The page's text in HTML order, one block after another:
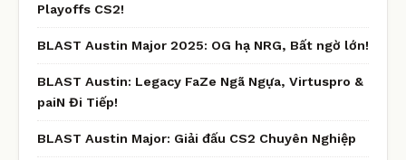
Playoffs CS2!
BLAST Austin Major 2025: OG hạ NRG, Bất ngờ lớn!
BLAST Austin: Legacy FaZe Ngã Ngựa, Virtuspro &
paiN Đi Tiếp!
BLAST Austin Major: Giải đấu CS2 Chuyên Nghiệp